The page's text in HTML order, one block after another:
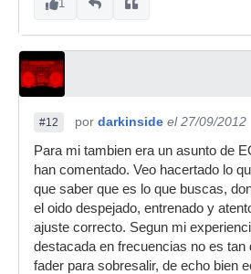
1
#12 por darkinside el 27/09/2012
Para mi tambien era un asunto de
han comentado. Veo hacertado lo
que saber que es lo que buscas,
el oido despejado, entrenado y
ajuste correcto. Segun mi
destacada en frecuencias no es tan
fader para sobresalir, de echo bien